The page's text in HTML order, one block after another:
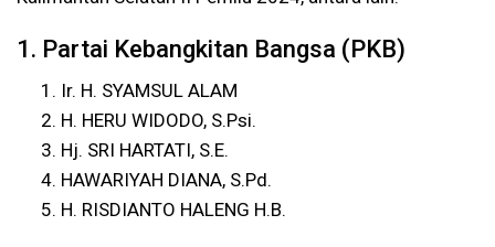
1. Partai Kebangkitan Bangsa (PKB)
Ir. H. SYAMSUL ALAM
H. HERU WIDODO, S.Psi.
Hj. SRI HARTATI, S.E.
HAWARIYAH DIANA, S.Pd.
H. RISDIANTO HALENG H.B.